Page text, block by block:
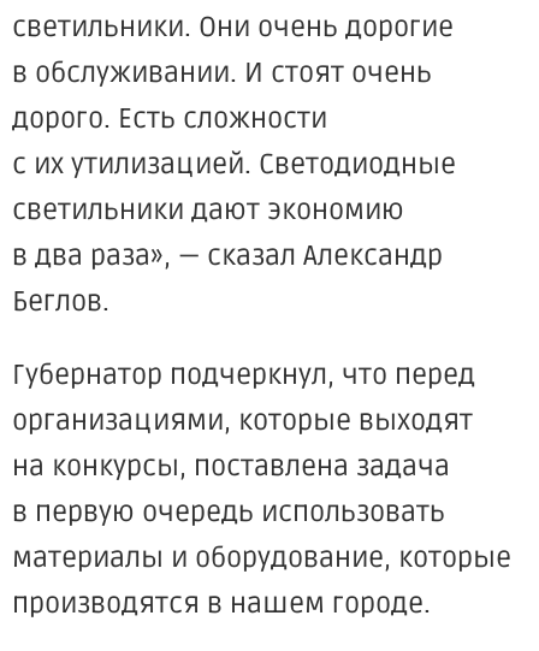
светильники. Они очень дорогие
в обслуживании. И стоят очень
дорого. Есть сложности
с их утилизацией. Светодиодные
светильники дают экономию
в два раза», — сказал Александр
Беглов.
Губернатор подчеркнул, что перед
организациями, которые выходят
на конкурсы, поставлена задача
в первую очередь использовать
материалы и оборудование, которые
производятся в нашем городе.